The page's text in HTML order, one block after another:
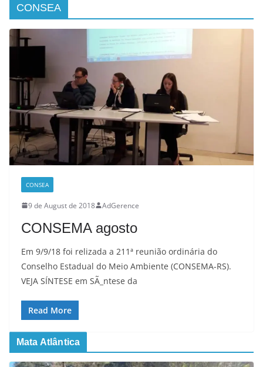
CONSEA
CONSEA
9 de August de 2018 AdGerence
CONSEMA agosto
Em 9/9/18 foi relizada a 211ª reunião ordinária do
Conselho Estadual do Meio Ambiente (CONSEMA-RS).
VEJA SÍNTESE em SÃ_ntese da
Read More
Mata Atlântica